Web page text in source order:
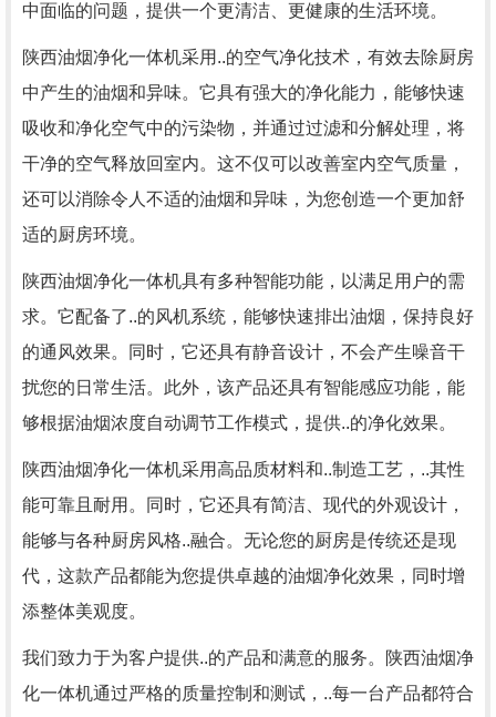
中面临的问题，提供一个更清洁、更健康的生活环境。
陕西油烟净化一体机采用..的空气净化技术，有效去除厨房
中产生的油烟和异味。它具有强大的净化能力，能够快速
吸收和净化空气中的污染物，并通过过滤和分解处理，将
干净的空气释放回室内。这不仅可以改善室内空气质量，
还可以消除令人不适的油烟和异味，为您创造一个更加舒
适的厨房环境。
陕西油烟净化一体机具有多种智能功能，以满足用户的需
求。它配备了..的风机系统，能够快速排出油烟，保持良好
的通风效果。同时，它还具有静音设计，不会产生噪音干
扰您的日常生活。此外，该产品还具有智能感应功能，能
够根据油烟浓度自动调节工作模式，提供..的净化效果。
陕西油烟净化一体机采用高品质材料和..制造工艺，..其性
能可靠且耐用。同时，它还具有简洁、现代的外观设计，
能够与各种厨房风格..融合。无论您的厨房是传统还是现
代，这款产品都能为您提供卓越的油烟净化效果，同时增
添整体美观度。
我们致力于为客户提供..的产品和满意的服务。陕西油烟净
化一体机通过严格的质量控制和测试，..每一台产品都符合